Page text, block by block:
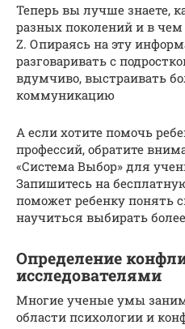
Теперь вы лучше знаете,
разных поколений и в чем
Z. Опираясь на эту
разговаривать с
вдумчиво, выстраивать
коммуникацию
А если хотите помочь
профессий, обратите
«Система Выбор» для
Запишитесь на
поможет ребенку понять
научиться выбирать
Определение
исследователями
Многие ученые умы
области психологии и